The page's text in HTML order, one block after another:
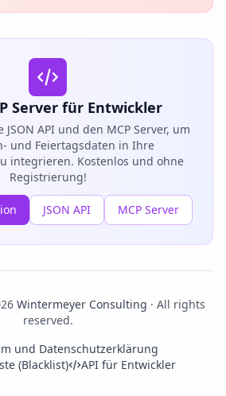
Server für Entwickler
API und den MCP Server, um
und Feiertagsdaten in Ihre
integrieren. Kostenlos und ohne
Registrierung!
JSON API MCP Server
Wintermeyer Consulting · All rights
reserved.
und Datenschutzerklärung
(Blacklist)
API für Entwickler